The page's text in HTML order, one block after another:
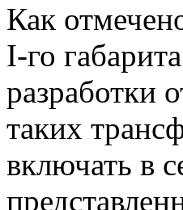
Как
I-го
разработки
таких
включать в